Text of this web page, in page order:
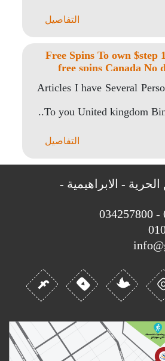
التفاصيل
100 Free Spins To own
free spins Canada No
Articles I have Several
To you United kingdom
التفاصيل
الحرية - الابراهيمية -